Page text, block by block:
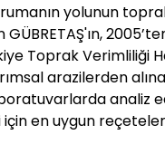
yolunun
Toprak Verimliliği
arazilerden
analiz
en uygun